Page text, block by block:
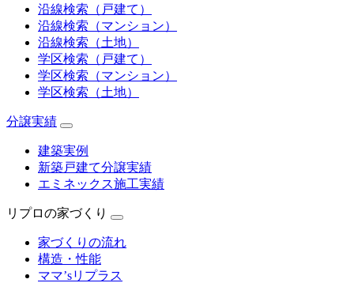
沿線検索（戸建て）
沿線検索（マンション）
沿線検索（土地）
学区検索（戸建て）
学区検索（マンション）
学区検索（土地）
分譲実績
建築実例
新築戸建て分譲実績
エミネックス施工実績
リプロの家づくり
家づくりの流れ
構造・性能
ママ’sリプラス